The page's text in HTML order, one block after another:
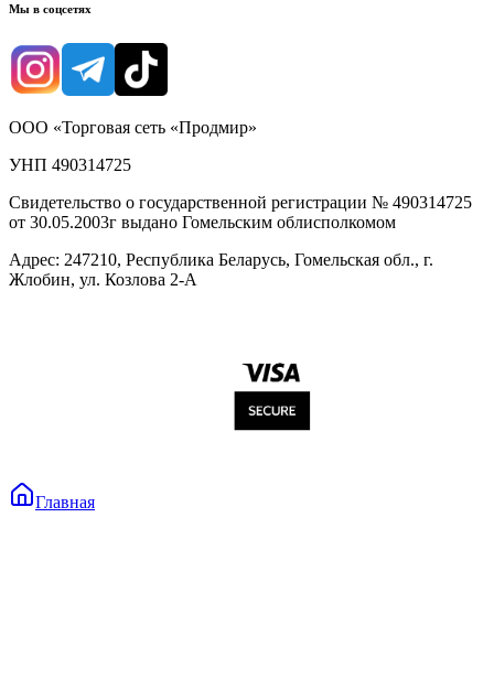
Мы в соцсетях
ООО «Торговая сеть «Продмир»
УНП 490314725
Свидетельство о государственной регистрации № 490314725
от 30.05.2003г выдано Гомельским облисполкомом
Адрес: 247210, Республика Беларусь, Гомельская обл., г.
Жлобин, ул. Козлова 2-А
Главная